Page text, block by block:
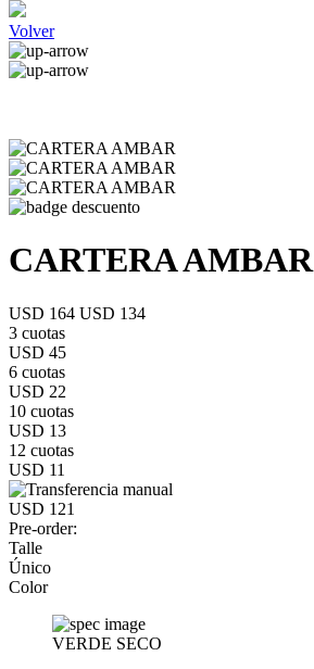
Volver
CARTERA AMBAR
USD 164 USD 134
3 cuotas
USD 45
6 cuotas
USD 22
10 cuotas
USD 13
12 cuotas
USD 11
USD 121
Pre-order:
Talle
Único
Color
VERDE SECO